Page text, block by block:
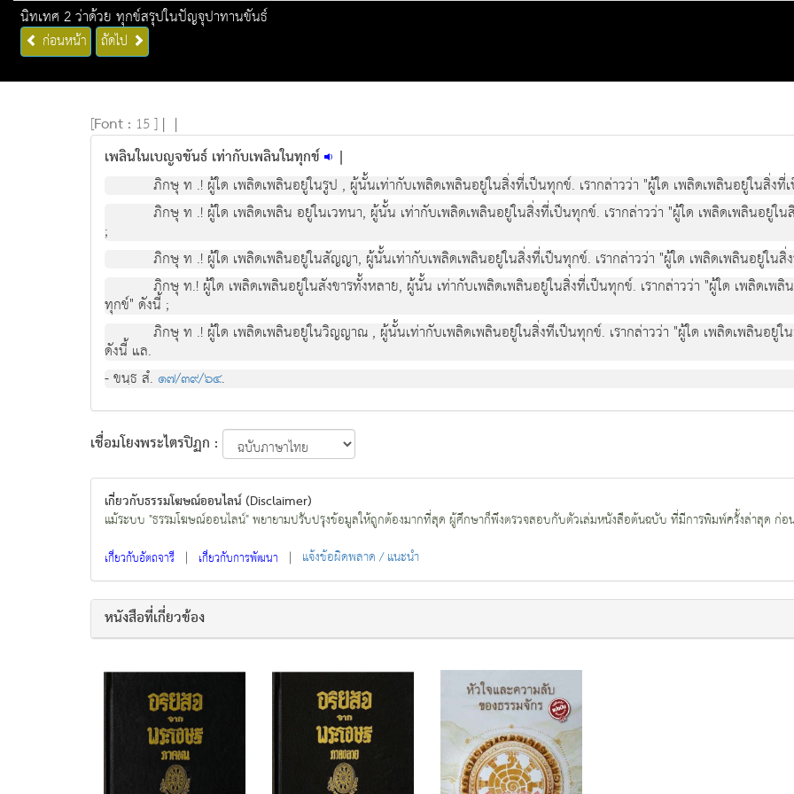
นิทเทศ 2 ว่าด้วย ทุกข์สรุปในปัญจุปาทานขันธ์
ก่อนหน้า ถัดไป
[Font : 15 ] | |
เพลินในเบญจขันธ์ เท่ากับเพลินในทุกข์ |
ภิกษุ ท .! ผูใด เพลิดเพลินอยูในรูป , ผูนั้นเท่ากับเพลิดเพลินอยูในสิ่งที่เปนทุกข. เรากลาววา "ผูใด เพลิดเพลินอยู่ในสิ่งที่เ
ภิกษุ ท .! ผูใด เพลิดเพลิน อยูในเวทนา, ผูนั้น เทากับเพลิดเพลินอยู่ในสิ่งที่เปนทุกข. เรากลาววา "ผูใด เพลิดเพลินอยู่ใน
;
ภิกษุ ท .! ผูใด เพลิดเพลินอยูในสัญญา, ผูนั้นเทากับเพลิดเพลินอยูในสิ่งที่เปนทุกข. เรากลาววา "ผูใด เพลิดเพลินอยูในสิ่
ภิกษุ ท.! ผูใด เพลิดเพลินอยูในสังขารทั้งหลาย, ผูนั้น เทากับเพลิดเพลินอยู่ในสิ่งที่เปนทุกข. เรากลาววา "ผูใด เพลิดเพลิ
ทุกข" ดังนี้ ;
ภิกษุ ท .! ผูใด เพลิดเพลินอยูในวิญญาณ , ผูนั้นเทากับเพลิดเพลินอยู่ในสิ่งทีเปนทุกข. เรากลาววา "ผูใด เพลิดเพลินอยู่ใน
ดังนี้ แล.
- ขนฺธ สํ. ๑๗/๓๙/๖๔.
เชื่อมโยงพระไตรปิฏก :
เกี่ยวกับธรรมโฆษณ์ออนไลน์ (Disclaimer)
แม้ระบบ "ธรรมโฆษณ์ออนไลน์" พยายามปรับปรุงข้อมูลให้ถูกต้องมากที่สุด ผู้ศึกษาก็พึงตรวจสอบกับตัวเล่มหนังสือต้นฉบับ ที่มีการพิมพ์ครั้งล่าสุด ก่อน
เกี่ยวกับอัตถจารี | เกี่ยวกับการพัฒนา | แจ้งข้อผิดพลาด / แนะนำ
หนังสือที่เกี่ยวข้อง